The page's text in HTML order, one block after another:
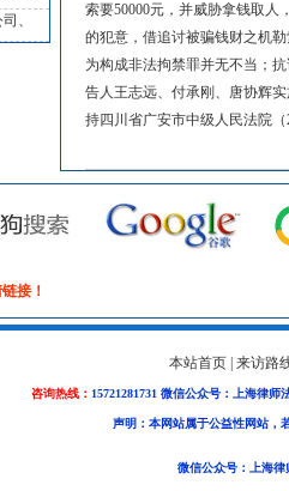
、
索要50000元，并威胁拿钱取
的犯意，借追讨被骗钱财之机
为构成非法拘禁罪并无不当；
告人王志远、付承刚、唐协辉
持四川省广安市中级人民法院
接！
本站首页 来访路
咨询热线： 15721281731 微信公众号：上海律师
声明：本网站属于公益性网站，
微信公众号：上海